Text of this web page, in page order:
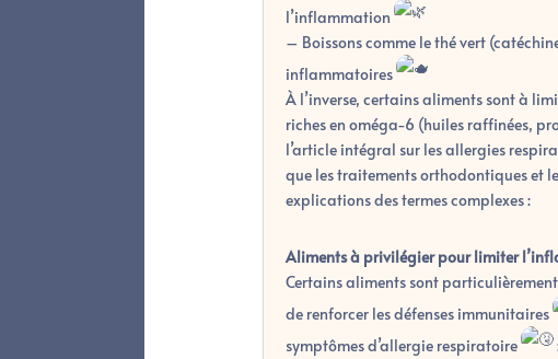
l’inflammation
– Boissons comme le thé vert
inflammatoires
À l’inverse, certains aliments sont à
riches en oméga-6 (huiles raffinées,
l’article intégral sur les allergies
que les traitements orthodontiques et
explications des termes complexes :
Aliments à privilégier pour limiter
Certains aliments sont
de renforcer les défenses immunitaires
symptômes d’allergie respiratoire